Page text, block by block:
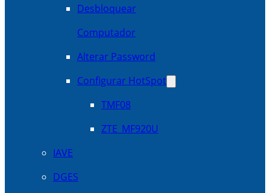
Desbloquear
Computador
Alterar Password
Configurar HotSpot
TMF08
ZTE_MF920U
IAVE
DGES